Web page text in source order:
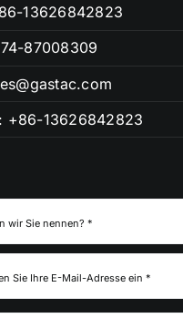
13626842823
87008309
+86-13626842823